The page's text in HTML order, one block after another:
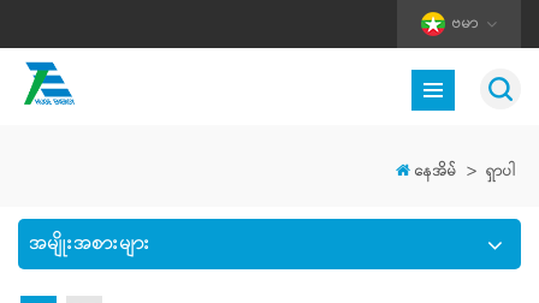
ဗမာ
နေအိမ် > ရှာပါ
အမျိုးအစားများ